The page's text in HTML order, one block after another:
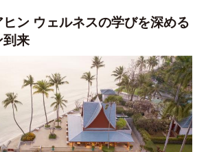
ン ウェルネスの学びを深める
来